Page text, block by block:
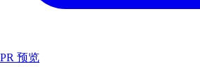
PR 预览